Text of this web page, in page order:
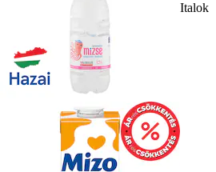
Italok